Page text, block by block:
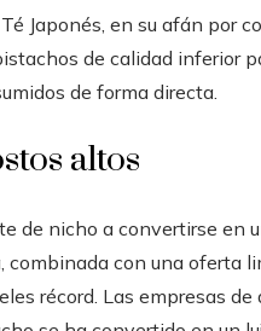
Japonés, en su afán por
de calidad inferior
de forma directa.
altos
de nicho a convertirse en
combinada con una oferta
récord. Las empresas